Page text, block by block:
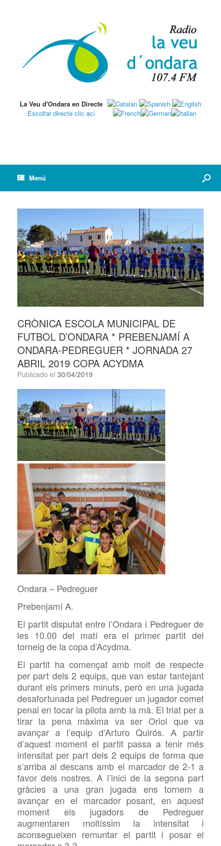
La Veu d'Ondara en Directe
Escoltar directe clic ací
Menú
CRÒNICA ESCOLA MUNICIPAL DE
FUTBOL D’ONDARA * PREBENJAMÍ A
ONDARA-PEDREGUER * JORNADA 27
ABRIL 2019 COPA ACYDMA
Publicado el 30/04/2019
Ondara – Pedreguer
Prebenjamí A.
El partit disputat entre l’Ondara i Pedreguer de
les 10.00 del matí era el primer partit del
torneig de la copa d’Acydma.
El partit ha començat amb molt de respecte
per part dels 2 equips, que van estar tantejant
durant els primers minuts, però en una jugada
desafortunada pel Pedreguer un jugador comet
penal en tocar la pilota amb la mà. El triat per a
tirar la pena màxima va ser Oriol que va
avançar a l’equip d’Arturo Quirós. A partir
d’aquest moment el partit passa a tenir més
intensitat per part dels 2 equips de forma que
s’arriba al descans amb el marcador de 2-1 a
favor dels nostres. A l’inici de la segona part
gràcies a una gran jugada ens tornem a
avançar en el marcador posant, en aquest
moment els jugadors de Pedreguer
augmentaren moltíssim la intensitat i
aconsegueixen remuntar el partit i posar el